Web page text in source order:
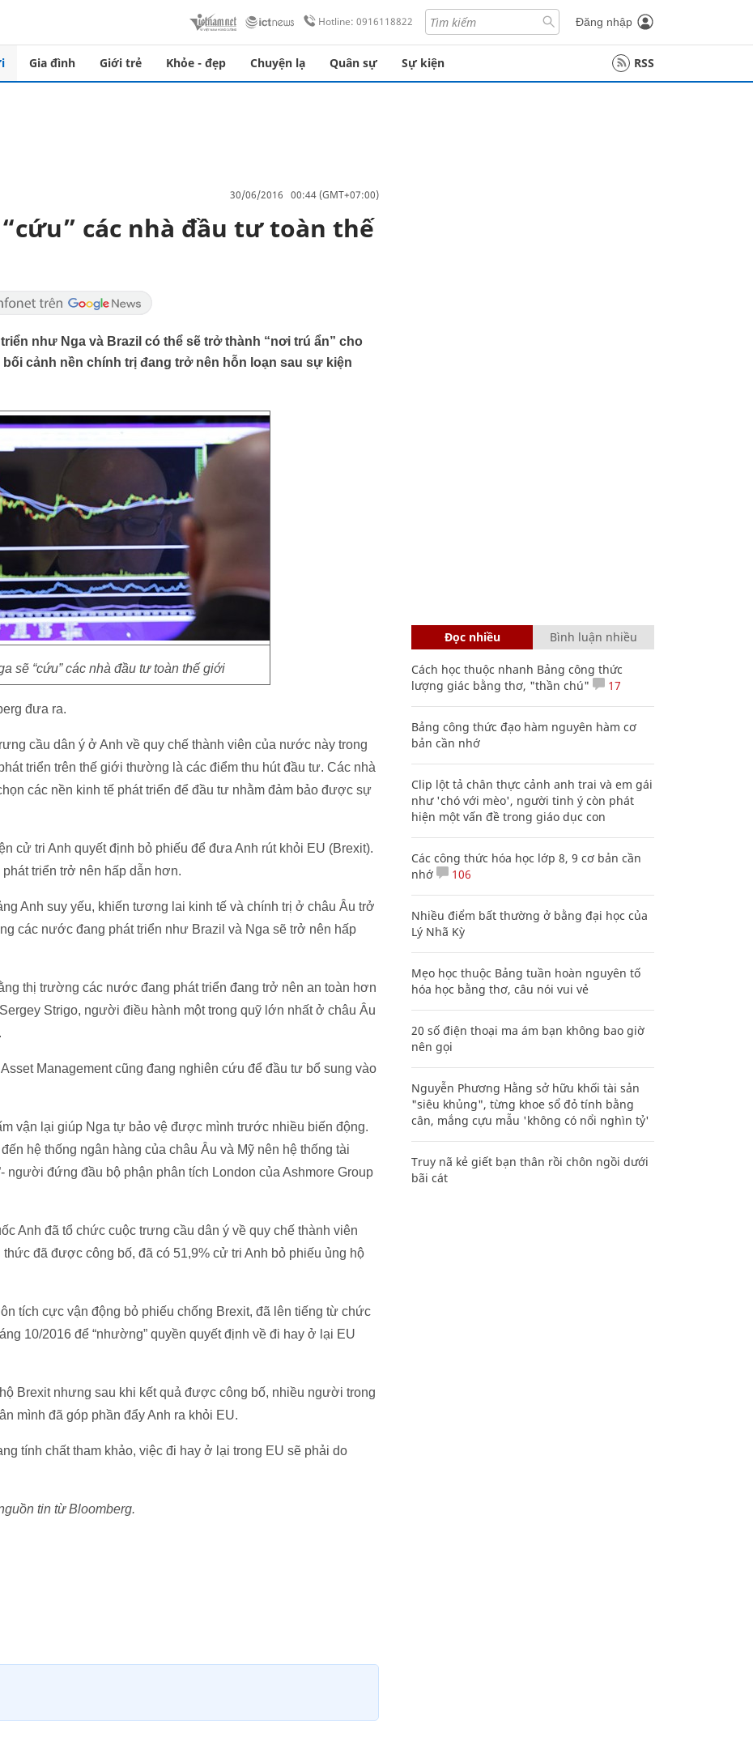
Hotline: 0916118822 Đăng nhập
Gia đình Giới trẻ Khỏe - đẹp Chuyện lạ Quân sự Sự kiện RSS
30/06/2016 00:44 (GMT+07:00)
các nhà đầu tư toàn thế
như Nga và Brazil có thể sẽ trở thành “nơi trú ẩn” cho
cảnh nền chính trị đang trở nên hỗn loạn sau sự kiện
sẽ “cứu” các nhà đầu tư toàn thế giới
đưa ra.
cầu dân ý ở Anh về quy chế thành viên của nước này trong
triển trên thế giới thường là các điểm thu hút đầu tư. Các nhà
các nền kinh tế phát triển để đầu tư nhằm đảm bảo được sự
cử tri Anh quyết định bỏ phiếu để đưa Anh rút khỏi EU (Brexit).
triển trở nên hấp dẫn hơn.
Anh suy yếu, khiến tương lai kinh tế và chính trị ở châu Âu trở
các nước đang phát triển như Brazil và Nga sẽ trở nên hấp
thị trường các nước đang phát triển đang trở nên an toàn hơn
Strigo, người điều hành một trong quỹ lớn nhất ở châu Âu
Management cũng đang nghiên cứu để đầu tư bổ sung vào
vận lại giúp Nga tự bảo vệ được mình trước nhiều biến động.
hệ thống ngân hàng của châu Âu và Mỹ nên hệ thống tài
người đứng đầu bộ phận phân tích London của Ashmore Group
Anh đã tổ chức cuộc trưng cầu dân ý về quy chế thành viên
đã được công bố, đã có 51,9% cử tri Anh bỏ phiếu ủng hộ
tích cực vận động bỏ phiếu chống Brexit, đã lên tiếng từ chức
10/2016 để “nhường” quyền quyết định về đi hay ở lại EU
Brexit nhưng sau khi kết quả được công bố, nhiều người trong
mình đã góp phần đẩy Anh ra khỏi EU.
tính chất tham khảo, việc đi hay ở lại trong EU sẽ phải do
tin từ Bloomberg.
Đọc nhiều Bình luận nhiều
Cách học thuộc nhanh Bảng công thức
lượng giác bằng thơ, "thần chú"
17
Bảng công thức đạo hàm nguyên hàm cơ
bản cần nhớ
Clip lột tả chân thực cảnh anh trai và em gái
như 'chó với mèo', người tinh ý còn phát
hiện một vấn đề trong giáo dục con
Các công thức hóa học lớp 8, 9 cơ bản cần
nhớ
106
Nhiều điểm bất thường ở bằng đại học của
Lý Nhã Kỳ
Mẹo học thuộc Bảng tuần hoàn nguyên tố
hóa học bằng thơ, câu nói vui vẻ
20 số điện thoại ma ám bạn không bao giờ
nên gọi
Nguyễn Phương Hằng sở hữu khối tài sản
"siêu khủng", từng khoe sổ đỏ tính bằng
cân, mắng cựu mẫu 'không có nổi nghìn tỷ'
Truy nã kẻ giết bạn thân rồi chôn ngồi dưới
bãi cát